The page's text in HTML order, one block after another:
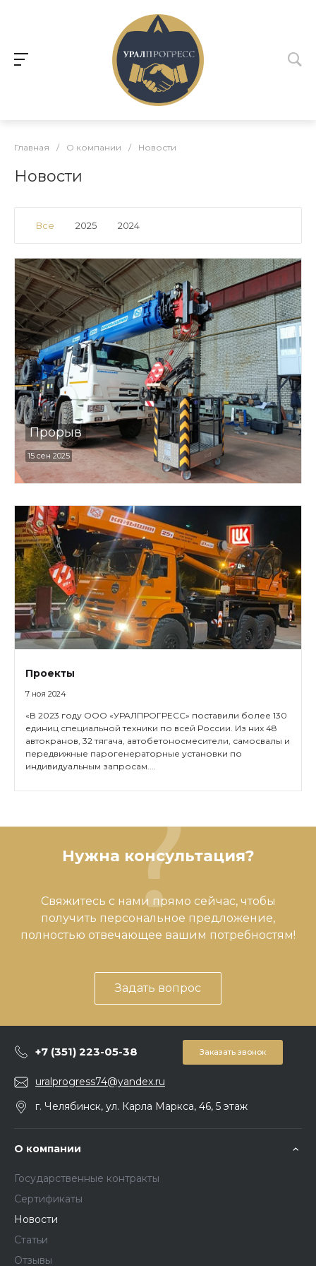
Главная / О компании / Новости
Новости
Все 2025 2024
Прорыв
15 сен 2025
Проекты
7 ноя 2024
«В 2023 году ООО «УРАЛПРОГРЕСС» поставили более 130
единиц специальной техники по всей России. Из них 48
автокранов, 32 тягача, автобетоносмесители, самосвалы и
передвижные парогенераторные установки по
индивидуальным запросам....
Нужна консультация?
Свяжитесь с нами прямо сейчас, чтобы
получить персональное предложение,
полностью отвечающее вашим потребностям!
Задать вопрос
+7 (351) 223-05-38 Заказать звонок
uralprogress74@yandex.ru
г. Челябинск, ул. Карла Маркса, 46, 5 этаж
О компании
Государственные контракты
Сертификаты
Новости
Статьи
Отзывы